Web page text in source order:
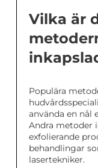
Vilka är
Populära
använda en nål
Andra metoder
exfolierande
behandlingar
lasertekniker.